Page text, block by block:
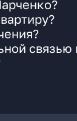
связью